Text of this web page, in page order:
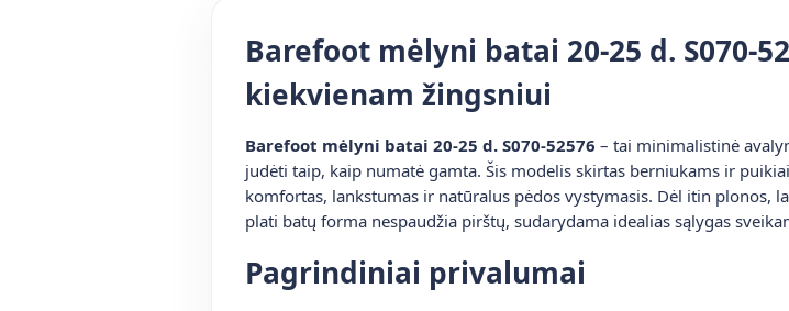
Barefoot mėlyni batai 20-25 d. S070-
kiekvienam žingsniui
Barefoot mėlyni batai 20-25 d. S070-52576 – tai minimalistinė
judėti taip, kaip numatė gamta. Šis modelis skirtas berniukams ir
komfortas, lankstumas ir natūralus pėdos vystymasis. Dėl itin plonos,
plati batų forma nespaudžia pirštų, sudarydama idealias sąlygas
Pagrindiniai privalumai